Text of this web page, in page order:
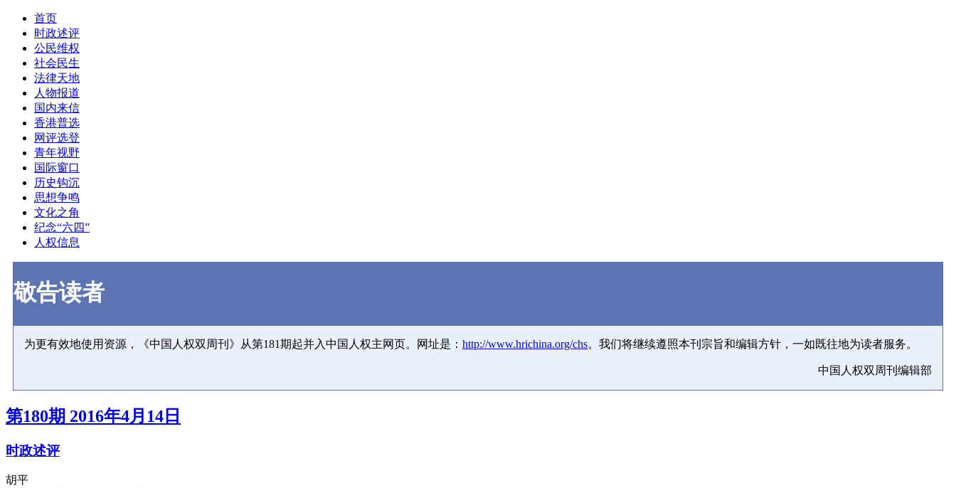
首页
时政述评
公民维权
社会民生
法律天地
人物报道
国内来信
香港普选
网评选登
青年视野
国际窗口
历史钩沉
思想争鸣
文化之角
纪念“六四”
人权信息
敬告读者
为更有效地使用资源，《中国人权双周刊》从第181期起并入中国人权主网页。网址是： http://www.hrichina.org/chs。我们将继续遵照本刊宗旨和编辑方针，一如既往地为读者服务。
中国人权双周刊编辑部
第180期 2016年4月14日
时政述评
胡平